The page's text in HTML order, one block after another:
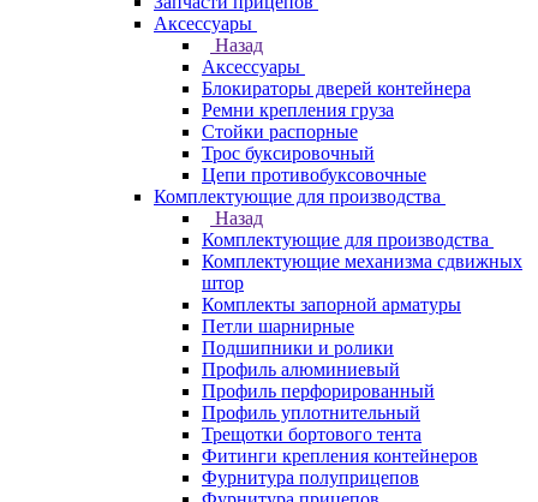
Аксессуары
Назад
Аксессуары
Блокираторы дверей контейнера
Ремни крепления груза
Стойки распорные
Трос буксировочный
Цепи противобуксовочные
Комплектующие для производства
Назад
Комплектующие для производства
Комплектующие механизма сдвижных
штор
Комплекты запорной арматуры
Петли шарнирные
Подшипники и ролики
Профиль алюминиевый
Профиль перфорированный
Профиль уплотнительный
Трещотки бортового тента
Фитинги крепления контейнеров
Фурнитура полуприцепов